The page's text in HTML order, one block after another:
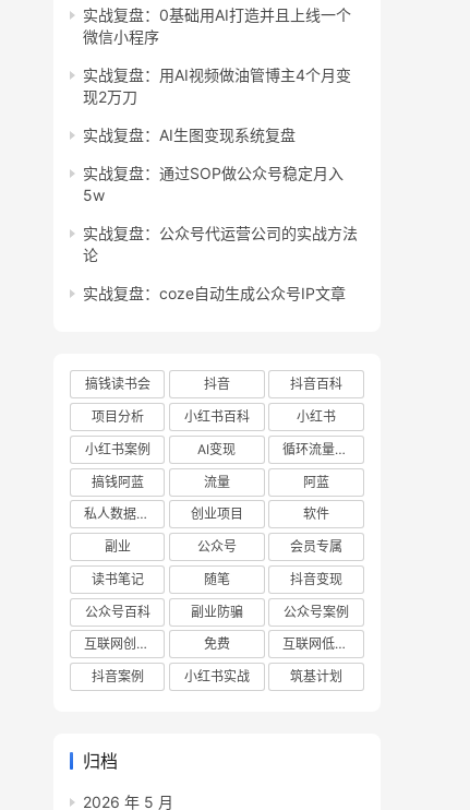
实战复盘：0基础用AI打造并且上线一个
微信小程序
实战复盘：用AI视频做油管博主4个月变
现2万刀
实战复盘：AI生图变现系统复盘
实战复盘：通过SOP做公众号稳定月入
5w
实战复盘：公众号代运营公司的实战方法
论
实战复盘：coze自动生成公众号IP文章
搞钱读书会 抖音
抖音百科
项目分析
小红书百科
小红书
小红书案例
AI变现
循环流量实验室
搞钱阿蓝
流量
阿蓝
私人数据库项目
创业项目
软件
副业
公众号
会员专属
读书笔记
随笔
抖音变现
公众号百科
副业防骗
公众号案例
互联网创业项目
免费
互联网低成本创业项目
抖音案例
小红书实战 筑基计划
归档
2026 年 5 月